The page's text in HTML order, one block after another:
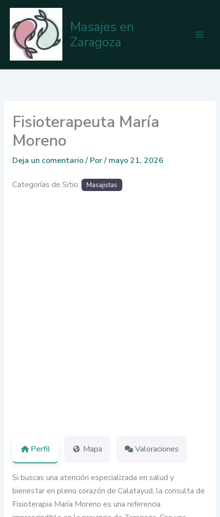
contenido
Masajes en
Zaragoza
Fisioterapeuta María
Moreno
Deja un comentario/ Por/ mayo 21, 2026
Categorías de Sitio: Masajistas
Perfil Mapa Valoraciones
Si buscas una atención especializada en salud y
bienestar en pleno corazón de Calatayud, la consulta de
Fisioterapia María Moreno es una referencia